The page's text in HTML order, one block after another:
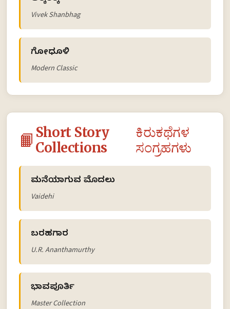
Vivek Shanbhag
ಗೋಧೂಳಿ
Modern Classic
📙 Short Story
Collections
ಕಿರುಕಥೆಗಳ
ಸಂಗ್ರಹಗಳು
ಮನೆಯಾಗುವ ಮೊದಲು
Vaidehi
ಬರಹಗಾರ
U.R. Ananthamurthy
ಭಾವಪೂರ್ತಿ
Master Collection